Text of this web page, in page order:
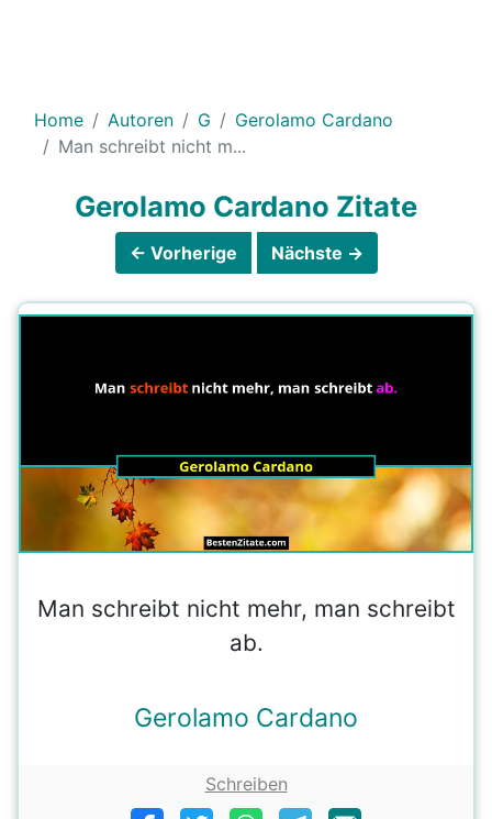
Home Autoren G
Gerolamo Cardano
Man schreibt nicht m...
Gerolamo Cardano Zitate
← Vorherige Nächste →
Man schreibt nicht mehr, man schreibt
ab.
Gerolamo Cardano
Schreiben